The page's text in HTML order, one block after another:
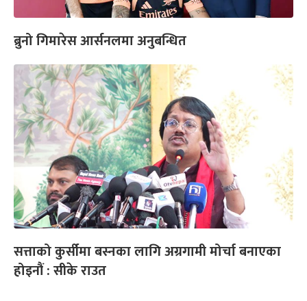
ब्रुनो गिमारेस आर्सनलमा अनुबन्धित
सत्ताको कुर्सीमा बस्नका लागि अग्रगामी मोर्चा बनाएका
होइनौं : सीके राउत